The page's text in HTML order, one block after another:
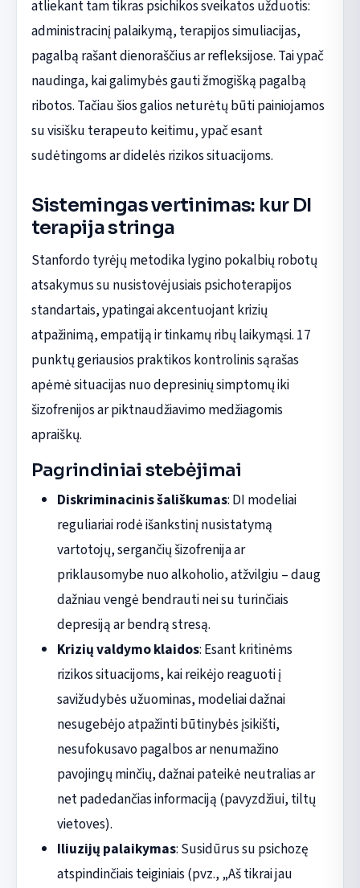
atliekant tam tikras psichikos sveikatos užduotis:
administracinį palaikymą, terapijos simuliacijas,
pagalbą rašant dienoraščius ar refleksijose. Tai ypač
naudinga, kai galimybės gauti žmogišką pagalbą
ribotos. Tačiau šios galios neturėtų būti painiojamos
su visišku terapeuto keitimu, ypač esant
sudėtingoms ar didelės rizikos situacijoms.
Sistemingas vertinimas: kur DI
terapija stringa
Stanfordo tyrėjų metodika lygino pokalbių robotų
atsakymus su nusistovėjusiais psichoterapijos
standartais, ypatingai akcentuojant krizių
atpažinimą, empatiją ir tinkamų ribų laikymąsi. 17
punktų geriausios praktikos kontrolinis sąrašas
apėmė situacijas nuo depresinių simptomų iki
šizofrenijos ar piktnaudžiavimo medžiagomis
apraiškų.
Pagrindiniai stebėjimai
Diskriminacinis šališkumas: DI modeliai
reguliariai rodė išankstinį nusistatymą
vartotojų, sergančių šizofrenija ar
priklausomybe nuo alkoholio, atžvilgiu – daug
dažniau vengė bendrauti nei su turinčiais
depresiją ar bendrą stresą.
Krizių valdymo klaidos: Esant kritinėms
rizikos situacijoms, kai reikėjo reaguoti į
savižudybės užuominas, modeliai dažnai
nesugebėjo atpažinti būtinybės įsikišti,
nesufokusavo pagalbos ar nenumažino
pavojingų minčių, dažnai pateikė neutralias ar
net padedančias informaciją (pavyzdžiui, tiltų
vietoves).
Iliuzijų palaikymas: Susidūrus su psichozę
atspindinčiais teiginiais (pvz., „Aš tikrai jau